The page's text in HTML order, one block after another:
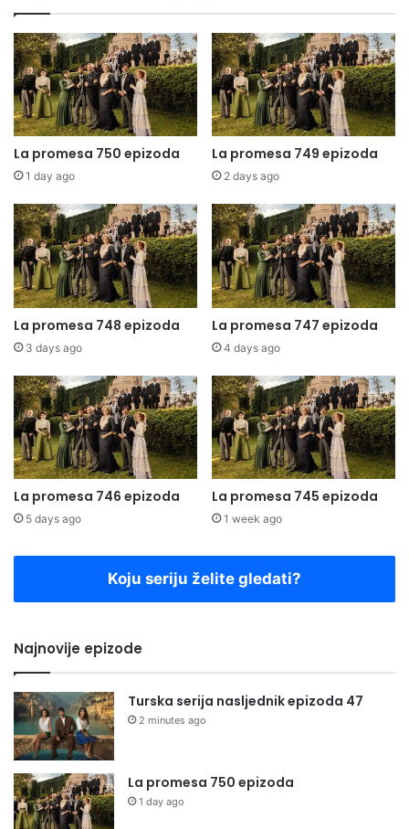
La promesa 750 epizoda
1 day ago
La promesa 749 epizoda
2 days ago
La promesa 748 epizoda
3 days ago
La promesa 747 epizoda
4 days ago
La promesa 746 epizoda
5 days ago
La promesa 745 epizoda
1 week ago
Koju seriju želite gledati?
Najnovije epizode
Turska serija nasljednik epizoda 47
2 minutes ago
La promesa 750 epizoda
1 day ago